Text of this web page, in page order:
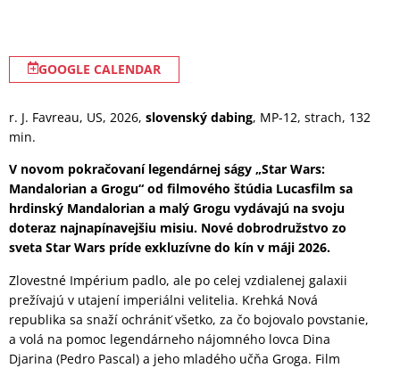
GOOGLE CALENDAR
r. J. Favreau, US, 2026, slovenský dabing, MP-12, strach, 132
min.
V novom pokračovaní legendárnej ságy „Star Wars:
Mandalorian a Grogu“ od filmového štúdia Lucasfilm sa
hrdinský Mandalorian a malý Grogu vydávajú na svoju
doteraz najnapínavejšiu misiu. Nové dobrodružstvo zo
sveta Star Wars príde exkluzívne do kín v máji 2026.
Zlovestné Impérium padlo, ale po celej vzdialenej galaxii
prežívajú v utajení imperiálni velitelia. Krehká Nová
republika sa snaží ochrániť všetko, za čo bojovalo povstanie,
a volá na pomoc legendárneho nájomného lovca Dina
Djarina (Pedro Pascal) a jeho mladého učňa Groga. Film